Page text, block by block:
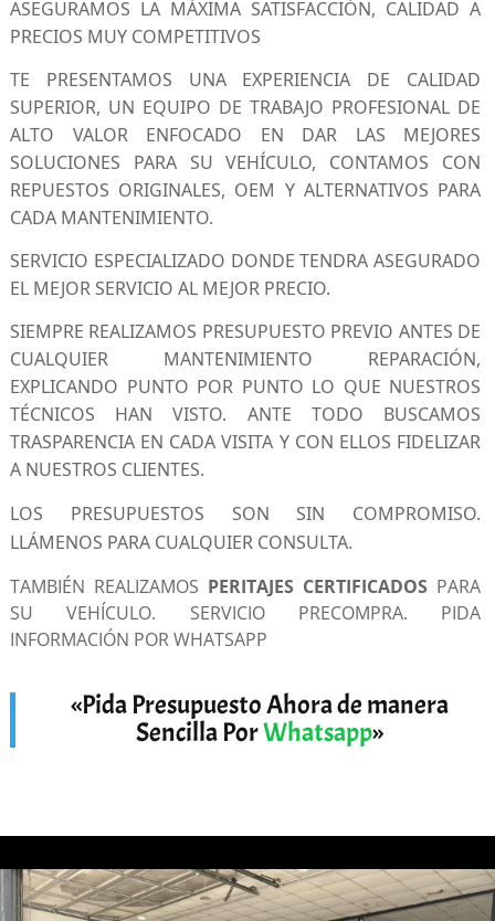
ASEGURAMOS LA MÁXIMA SATISFACCIÓN, CALIDAD A
PRECIOS MUY COMPETITIVOS
TE PRESENTAMOS UNA EXPERIENCIA DE CALIDAD
SUPERIOR, UN EQUIPO DE TRABAJO PROFESIONAL DE
ALTO VALOR ENFOCADO EN DAR LAS MEJORES
SOLUCIONES PARA SU VEHÍCULO, CONTAMOS CON
REPUESTOS ORIGINALES, OEM Y ALTERNATIVOS PARA
CADA MANTENIMIENTO.
SERVICIO ESPECIALIZADO DONDE TENDRA ASEGURADO
EL MEJOR SERVICIO AL MEJOR PRECIO.
SIEMPRE REALIZAMOS PRESUPUESTO PREVIO ANTES DE
CUALQUIER MANTENIMIENTO REPARACIÓN,
EXPLICANDO PUNTO POR PUNTO LO QUE NUESTROS
TÉCNICOS HAN VISTO. ANTE TODO BUSCAMOS
TRASPARENCIA EN CADA VISITA Y CON ELLOS FIDELIZAR
A NUESTROS CLIENTES.
LOS PRESUPUESTOS SON SIN COMPROMISO.
LLÁMENOS PARA CUALQUIER CONSULTA.
TAMBIÉN REALIZAMOS PERITAJES CERTIFICADOS PARA
SU VEHÍCULO. SERVICIO PRECOMPRA. PIDA
INFORMACIÓN POR WHATSAPP
«Pida Presupuesto Ahora de manera
Sencilla PorWhatsapp»